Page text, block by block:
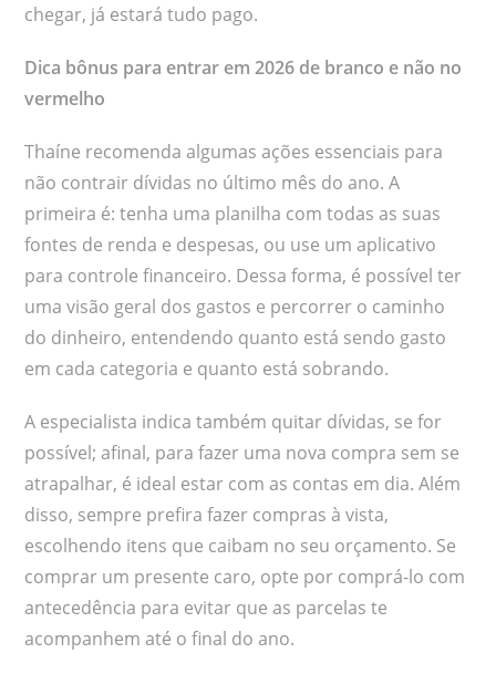
chegar, já estará tudo pago.
Dica bônus para entrar em 2026 de branco e não no
vermelho
Thaíne recomenda algumas ações essenciais para
não contrair dívidas no último mês do ano. A
primeira é: tenha uma planilha com todas as suas
fontes de renda e despesas, ou use um aplicativo
para controle financeiro. Dessa forma, é possível ter
uma visão geral dos gastos e percorrer o caminho
do dinheiro, entendendo quanto está sendo gasto
em cada categoria e quanto está sobrando.
A especialista indica também quitar dívidas, se for
possível; afinal, para fazer uma nova compra sem se
atrapalhar, é ideal estar com as contas em dia. Além
disso, sempre prefira fazer compras à vista,
escolhendo itens que caibam no seu orçamento. Se
comprar um presente caro, opte por comprá-lo com
antecedência para evitar que as parcelas te
acompanhem até o final do ano.